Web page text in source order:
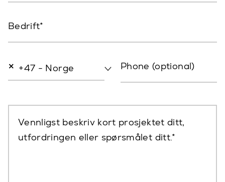
Bedrift
× +47 - Norge Phone (optional)
Vennligst beskriv kort prosjektet ditt,
utfordringen eller spørsmålet ditt.